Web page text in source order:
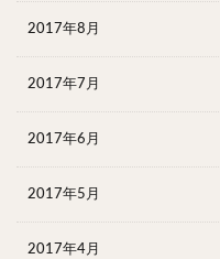
2017年8月
2017年7月
2017年6月
2017年5月
2017年4月